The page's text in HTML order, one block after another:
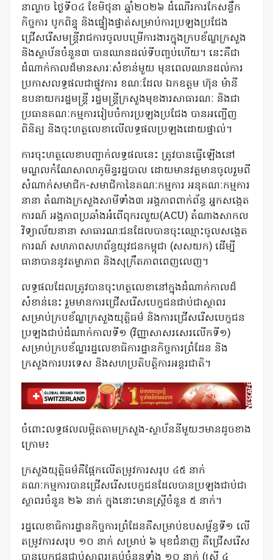
នាល្ងាច ថ្ងៃទី០៤ ខែមិថុនា ឆ្នាំ២០២៦ ដំណើរការកែសន្លឹក
កិច្ចការ បូកពិន្ទុ និងផ្ទៀងផ្ទាត់សម្រាប់ការប្រឡងប្រជែង
ជ្រើសរើសមន្ត្រីរាជការចូលបម្រើការងារក្នុងក្របខ័ណ្ឌក្រសួង
និងស្ថាប័នចំនួន៣ បានឈានដល់ទីបញ្ចប់ហើយ។ នេះគឺជា
ដំណាក់កាលដ៏មានសារៈសំខាន់មួយ មុនពេលឈានដល់ការ
ប្រកាសលទ្ធផលជាផ្លូវការ ខណៈដែល ឯកឧត្តម ហ៊ុន ម៉ានី
ឧបនាយករដ្ឋមន្ត្រី រដ្ឋមន្ត្រីក្រសួងមុខងារសាធារណៈ និងជា
ប្រធានគណៈកម្មការរៀបចំការប្រឡងប្រជែង បានអញ្ជើញ
ពិនិត្យ និងចុះហត្ថលេខាលើលទ្ធផលប្រឡងដោយផ្ទាល់។
ការចុះហត្ថលេខាបញ្ជាក់លទ្ធផលនេះ ត្រូវបានធ្វើឡើងនៅ
មណ្ឌលកំណែសាលាភូមិន្ទរដ្ឋបាល ដោយមានវត្តមានចូលរួមពី
សំណាក់សមាជិក-សមាជិកានៃគណៈកម្មការ អនុគណៈកម្មការ
នានា តំណាងក្រសួងសាមីទាំង៣ អង្គភាពពាក់ព័ន្ធ អ្នកសង្កេត
ការណ៍ អង្គភាពប្រឆាំងអំពើពុករលួយ(ACU) តំណាងសាកល
វិទ្យាល័យនានា សាធារណ:ជនដែលបានចុះឈ្មោះចូលសង្កេត
ការណ៍ សហភាពសហព័ន្ធយុវជនកម្ពុជា (សសយក) ដើម្បី
ធានាបាននូវតម្លាភាព និងសុក្រឹតភាពពេញលេញ។
លទ្ធផលដែលត្រូវបានចុះហត្ថលេខានៅក្នុងដំណាក់កាលដ៏
សំខាន់នេះ រួមមានការជ្រើសរើសបេក្ខជនជាប់ជាស្ថាពរ
សម្រាប់ក្របខ័ណ្ឌក្រសួងយុត្តិធម៌ និងការជ្រើសរើសបេក្ខជន
ប្រឡងជាប់ដំណាក់កាលទី១ (វិញ្ញាសាសរសេរលើកទី១)
សម្រាប់ក្របខ័ណ្ឌរដ្ឋលេខាធិការដ្ឋានកិច្ចការព្រំដែន និង
ក្រសួងការបរទេស និងសហប្រតិបត្តិការអន្តរជាតិ។
ចំពោះលទ្ធផលលម្អិតតាមក្រសួង-ស្ថាប័ននីមួយៗមានដូចខាង
ក្រោម៖
​ក្រសួងយុត្តិធម៌គឺផ្អែកលើតម្រូវការសរុប ៤៥ នាក់
គណៈកម្មការបានជ្រើសរើសបេក្ខជនដែលបានប្រឡងជាប់ជា
ស្ថាពរចំនួន ២៦ នាក់ ក្នុងនោះមានស្ត្រីចំនួន ៥ នាក់។
​រដ្ឋលេខាធិការដ្ឋានកិច្ចការព្រំដែនគឺសម្រាប់ឧបសម្ព័ន្ធទី១ លើ
តម្រូវការសរុប ១០ នាក់ សម្រាប់ ៦ មុខជំនាញ គឺជ្រើសរើស